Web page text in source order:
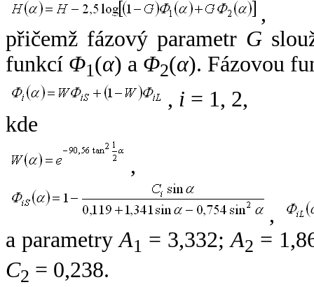
,
přičemž fázový parametr G
funkcí Φ1(α) a Φ2(α). Fázovou
, i = 1, 2,
kde
,
,
a parametryA1 = 3,332;A2 =
C2 = 0,238.